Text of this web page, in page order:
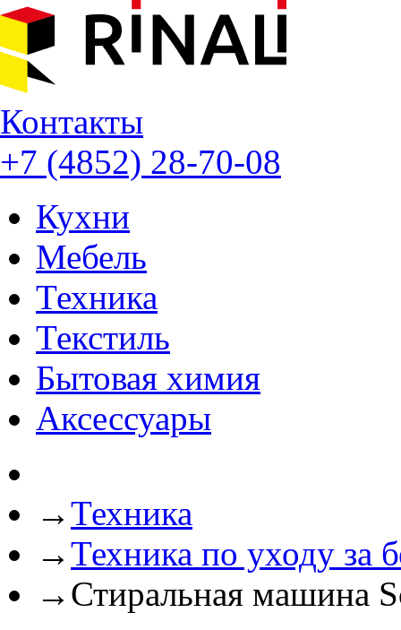
Контакты
+7 (4852) 28-70-08
Кухни
Мебель
Техника
Текстиль
Бытовая химия
Аксессуары
→Техника
→Техника по уходу за
→ Стиральная машина